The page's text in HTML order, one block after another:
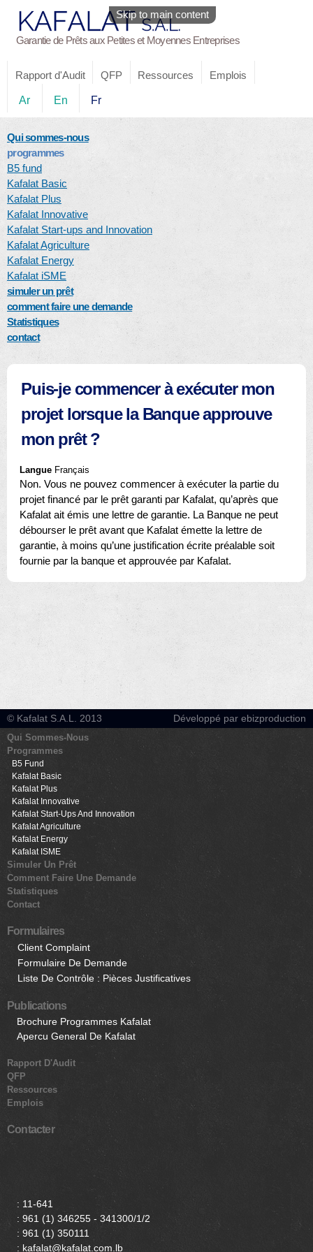
Skip to main content
Garantie de Prêts aux Petites et Moyennes Entreprises
Rapport d'Audit QFP Ressources Emplois
Ar En Fr
Qui sommes-nous
programmes
B5 fund
Kafalat Basic
Kafalat Plus
Kafalat Innovative
Kafalat Start-ups and Innovation
Kafalat Agriculture
Kafalat Energy
Kafalat iSME
simuler un prêt
comment faire une demande
Statistiques
contact
Puis-je commencer à exécuter mon
projet lorsque la Banque approuve
mon prêt ?
Langue Français
Non. Vous ne pouvez commencer à exécuter la partie du
projet financé par le prêt garanti par Kafalat, qu’après que
Kafalat ait émis une lettre de garantie. La Banque ne peut
débourser le prêt avant que Kafalat émette la lettre de
garantie, à moins qu’une justification écrite préalable soit
fournie par la banque et approuvée par Kafalat.
© Kafalat S.A.L. 2013 Développé par ebizproduction
Qui Sommes-Nous
Programmes
B5 Fund
Kafalat Basic
Kafalat Plus
Kafalat Innovative
Kafalat Start-Ups And Innovation
Kafalat Agriculture
Kafalat Energy
Kafalat ISME
Simuler Un Prêt
Comment Faire Une Demande
Statistiques
Contact
Formulaires
Client Complaint
Formulaire De Demande
Liste De Contrôle : Pièces Justificatives
Publications
Brochure Programmes Kafalat
Apercu General De Kafalat
Rapport D'Audit
QFP
Ressources
Emplois
Contacter
: 11-641
: 961 (1) 346255 - 341300/1/2
: 961 (1) 350111
: kafalat@kafalat.com.lb